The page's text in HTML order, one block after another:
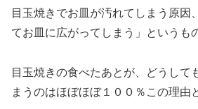
目玉焼きでお皿が汚れてしまう原因
てお皿に広がってしまう」というも
目玉焼きの食べたあとが、どうして
まうのはほぼほぼ１００％この理由